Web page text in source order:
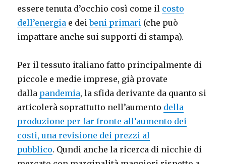
essere tenuta d’occhio così come il costo
dell’energia e deibeni primari (che può
impattare anche sui supporti di stampa).
Per il tessuto italiano fatto principalmente di
piccole e medie imprese, già provate
dalla pandemia, la sfida derivante da quanto si
articolerà soprattutto nell’aumento della
produzione per far fronte all’aumento dei
costi, una revisione dei prezzi al
pubblico. Qundi anche la ricerca di nicchie di